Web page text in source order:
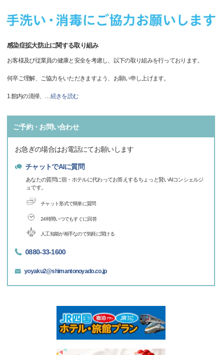
感染症拡大防止に関する取り組み
お客様及び従業員の健康と安全を考慮し、以下の取り組みを行っております。
何卒ご理解、ご協力をいただきますよう、お願い申し上げます。
1.館内の清掃、 …続きを読む
ご予約・お問い合わせ
お急ぎの場合はお電話にてお願いします
チャットでAIに質問
あなたの質問に宿・ホテルに代わってお答えするちょっと賢いAIコンシェルジ
ュです。
チャット形式で簡単に質問
24時間いつでもすぐに回答
人工知能が相手なので気軽に聞ける
0880-33-1600
yoyaku2@shimantonoyado.co.jp